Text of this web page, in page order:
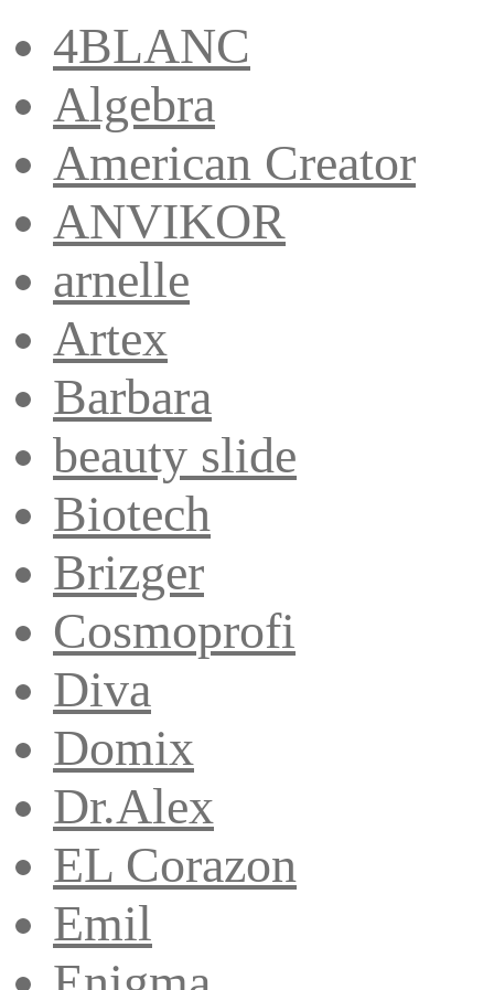
4BLANC
Algebra
American Creator
ANVIKOR
arnelle
Artex
Barbara
beauty slide
Biotech
Brizger
Cosmoprofi
Diva
Domix
Dr.Alex
EL Corazon
Emil